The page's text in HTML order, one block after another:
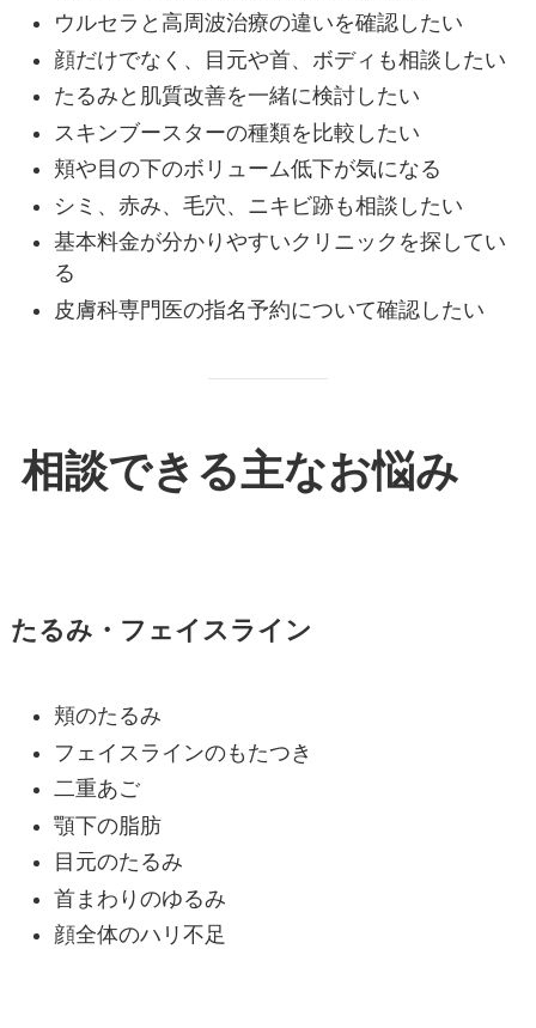
ウルセラと高周波治療の違いを確認したい
顔だけでなく、目元や首、ボディも相談したい
たるみと肌質改善を一緒に検討したい
スキンブースターの種類を比較したい
頬や目の下のボリューム低下が気になる
シミ、赤み、毛穴、ニキビ跡も相談したい
基本料金が分かりやすいクリニックを探してい
る
皮膚科専門医の指名予約について確認したい
相談できる主なお悩み
たるみ・フェイスライン
頬のたるみ
フェイスラインのもたつき
二重あご
顎下の脂肪
目元のたるみ
首まわりのゆるみ
顔全体のハリ不足